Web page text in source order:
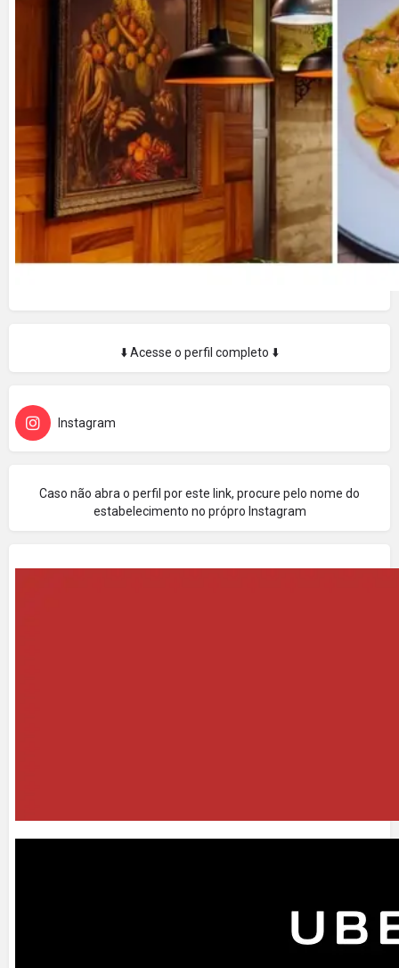
⬇️ Acesse o perfil completo ⬇️
Instagram
Caso não abra o perfil por este link, procure pelo nome do
estabelecimento no própro Instagram